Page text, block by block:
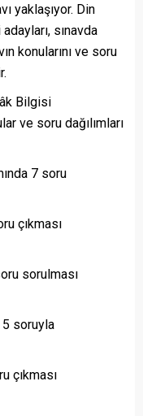
yaklaşıyor. Din
sınavda
konularını ve soru
Bilgisi
ve soru dağılımları
7 soru
çıkması
sorulması
5 soruyla
çıkması